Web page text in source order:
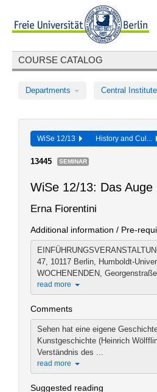
COURSE CATALOG
Departments Central
WiSe 12/13 History and Cul...
13445 SEMINAR
WiSe 12/13: Das
Erna Fiorentini
Additional information / Pre-
47, 10117 Berlin, Humboldt-
WOCHENENDEN, Georgenstraße
read more
Comments
Sehen hat eine eigene
Kunstgeschichte (Heinrich
Verständnis des ...
read more
Suggested reading